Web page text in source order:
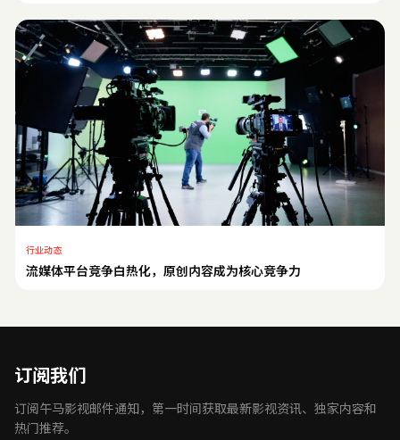
行业动态
流媒体平台竞争白热化，原创内容成为核心竞争力
订阅我们
订阅午马影视邮件通知，第一时间获取最新影视资讯、独家内容和
热门推荐。